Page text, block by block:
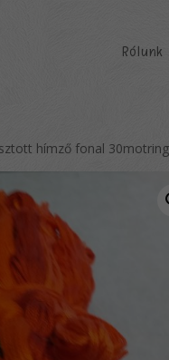
Rólunk
hímző fonal